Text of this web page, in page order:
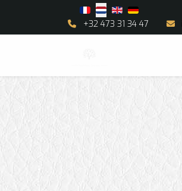
Select your language
+32 473 31 34 47